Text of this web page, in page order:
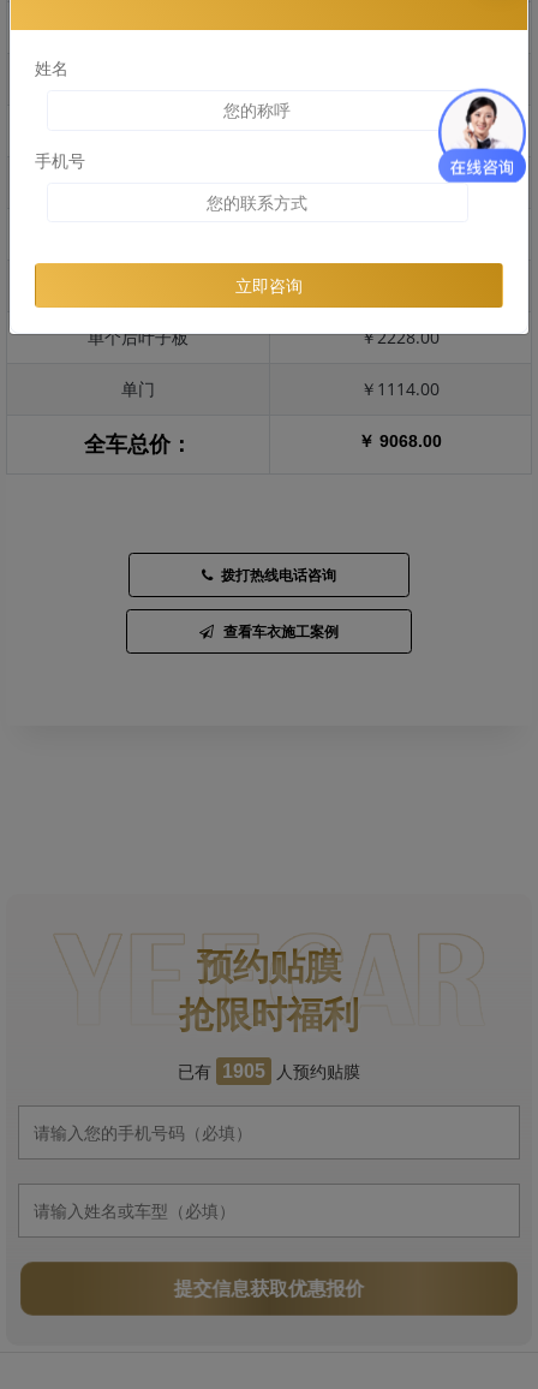
后保险杠 ￥1983.00
￥1114.00
单个后叶子板 ￥2228.00
单门 ￥1114.00
全车总价： ￥ 9068.00
拨打热线电话咨询
查看车衣施工案例
预约贴膜
抢限时福利
已有 1905 人预约贴膜
提交信息获取优惠报价
姓名
手机号
立即咨询